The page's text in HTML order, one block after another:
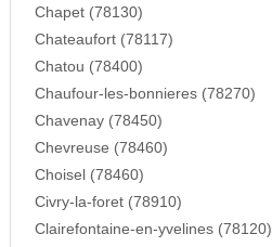
Chapet (78130)
Chateaufort (78117)
Chatou (78400)
Chaufour-les-bonnieres (78270)
Chavenay (78450)
Chevreuse (78460)
Choisel (78460)
Civry-la-foret (78910)
Clairefontaine-en-yvelines (78120)